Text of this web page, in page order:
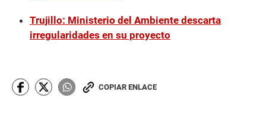
Trujillo: Ministerio del Ambiente descarta
irregularidades en su proyecto
COPIAR ENLACE